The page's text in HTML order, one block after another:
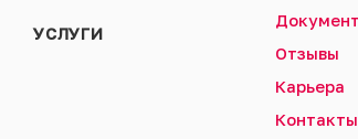
УСЛУГИ
Отзывы
Карьера
Контакты